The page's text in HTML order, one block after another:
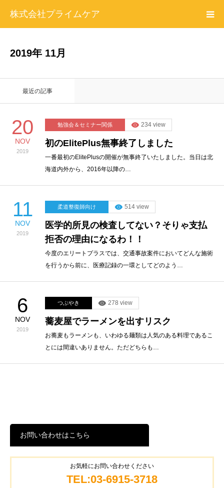
株式会社プライムケア
2019年 11月
最近の記事
20
NOV
2019
勉強会＆セミナー関係 234 view
初のElitePlus無事終了しました
一番最初のElitePlusの開催が無事終了いたしました。当日は北
海道内外から、2016年以降の…
11
NOV
2019
柔道整復師向け 514 view
医学的所見の検査してない？そりゃ支払
拒否の理由になるわ！！
今度のエリートプラスでは、交通事故案件においてどんな施術
を行うから前に、医療記録の一環としてどのよう…
6
NOV
2019
つぶやき 278 view
蕎麦屋でラーメンを出すリスク
お蕎麦もラーメンも、いわゆる麺類は人気のある料理であるこ
とには間違いありません。ただどちらも…
お問い合わせはこちら
お気軽にお問い合わせください
TEL:03-6915-3718
お問い合わせ
特定商取引法に基づく表記＆プライバシーポリシー